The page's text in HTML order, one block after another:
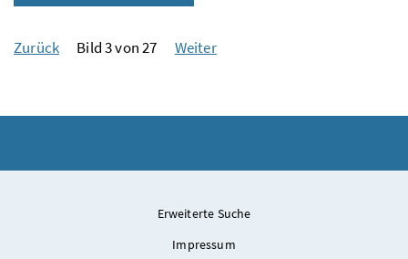
Zurück Bild 3 von 27 Weiter
Erweiterte Suche
Impressum